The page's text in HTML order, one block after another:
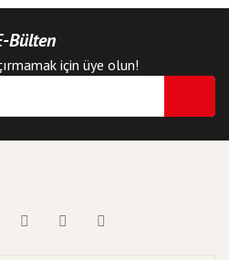
Bülten
için üye olun!